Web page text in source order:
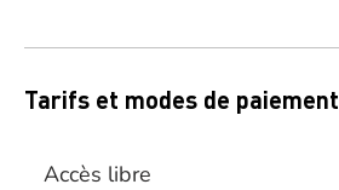
Tarifs et modes de paiement
Accès libre